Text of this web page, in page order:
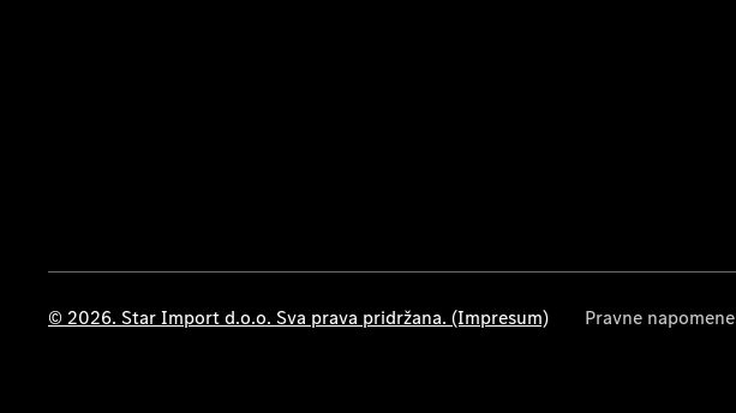
© 2026. Star Import d.o.o. Sva prava pridržana. (Impresum) Pravne napomene